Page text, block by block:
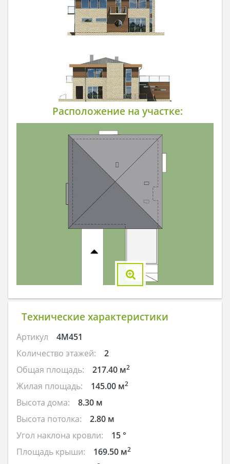
Расположение на участке:
Технические характеристики
Артикул
4M451
Количество этажей:
2
Общая площадь:
217.40 м2
Жилая площадь: 145.00 м2
Высота дома:
8.30 м
Высота потолка:
2.80 м
Угол наклона кровли:
15 °
Площадь крыши:
169.50 м2